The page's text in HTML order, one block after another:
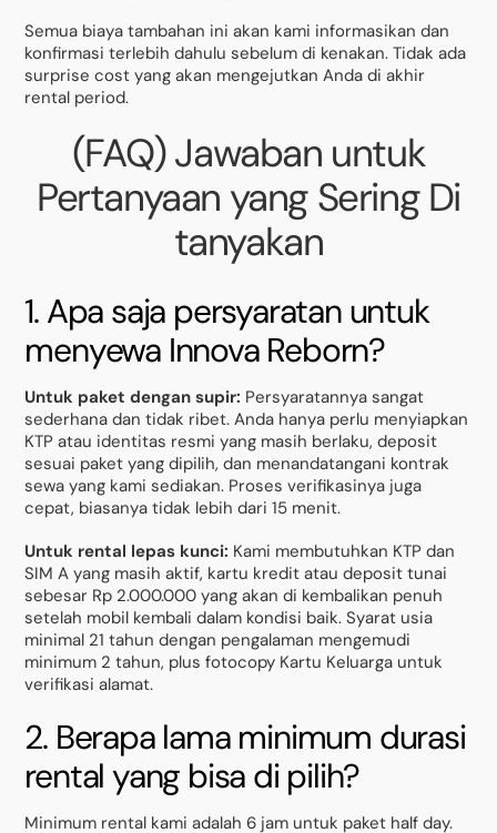
Semua biaya tambahan ini akan kami informasikan dan
konfirmasi terlebih dahulu sebelum di kenakan. Tidak ada
surprise cost yang akan mengejutkan Anda di akhir
rental period.
(FAQ) Jawaban untuk
Pertanyaan yang Sering Di
tanyakan
1. Apa saja persyaratan untuk
menyewa Innova Reborn?
Untuk paket dengan supir: Persyaratannya sangat
sederhana dan tidak ribet. Anda hanya perlu menyiapkan
KTP atau identitas resmi yang masih berlaku, deposit
sesuai paket yang dipilih, dan menandatangani kontrak
sewa yang kami sediakan. Proses verifikasinya juga
cepat, biasanya tidak lebih dari 15 menit.
Untuk rental lepas kunci: Kami membutuhkan KTP dan
SIM A yang masih aktif, kartu kredit atau deposit tunai
sebesar Rp 2.000.000 yang akan di kembalikan penuh
setelah mobil kembali dalam kondisi baik. Syarat usia
minimal 21 tahun dengan pengalaman mengemudi
minimum 2 tahun, plus fotocopy Kartu Keluarga untuk
verifikasi alamat.
2. Berapa lama minimum durasi
rental yang bisa di pilih?
Minimum rental kami adalah 6 jam untuk paket half day.